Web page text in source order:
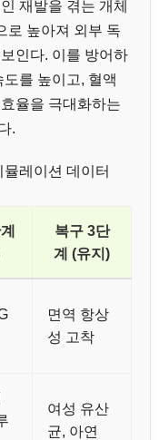
재발을 겪는 개체
로 높아져 외부 독
인다. 이를 방어하
를 높이고, 혈액
율을 극대화하는
.
레이션 데이터
복구 3단
계 (유지)
면역 항상
성 고착
여성 유산
균, 아연